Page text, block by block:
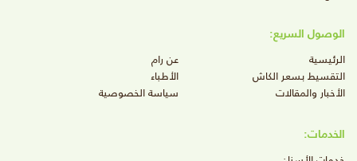
الوصول السريع:
الرئيسية
عن رام
التقسيط بسعر الكاش
الأطباء
الأخبار والمقالات
سياسة الخصوصية
الخدمات: